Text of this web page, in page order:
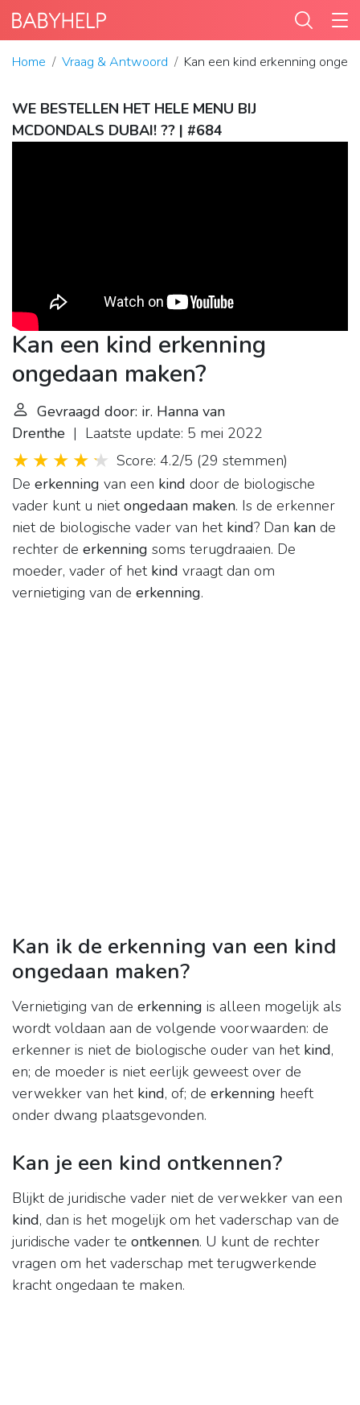
Home Vraag & Antwoord Kan een kind erkenning
WE BESTELLEN HET HELE MENU BIJ
MCDONDALS DUBAI! ?? | #684
Kan een kind erkenning
ongedaan maken?
Gevraagd door: ir. Hanna van
Drenthe | Laatste update: 5 mei 2022
Score: 4.2/5 (29 stemmen)
De erkenning van een kind door de biologische
vader kunt u nietongedaan maken. Is de erkenner
niet de biologische vader van het kind? Dan kan de
rechter de erkenning soms terugdraaien. De
moeder, vader of het kind vraagt dan om
vernietiging van de erkenning.
Kan ik de erkenning van een kind
ongedaan maken?
Vernietiging van de erkenning is alleen mogelijk als
wordt voldaan aan de volgende voorwaarden: de
erkenner is niet de biologische ouder van het kind,
en; de moeder is niet eerlijk geweest over de
verwekker van het kind, of; de erkenning heeft
onder dwang plaatsgevonden.
Kan je een kind ontkennen?
Blijkt de juridische vader niet de verwekker van een
kind, dan is het mogelijk om het vaderschap van de
juridische vader te ontkennen. U kunt de rechter
vragen om het vaderschap met terugwerkende
kracht ongedaan te maken.